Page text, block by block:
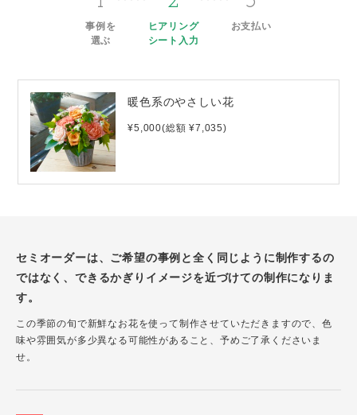
事例を
選ぶ
ヒアリング
シート入力
お支払い
暖色系のやさしい花
¥5,000(総額 ¥7,035)
セミオーダーは、ご希望の事例と全く同じように制作するの
ではなく、できるかぎりイメージを近づけての制作になりま
す。
この季節の旬で新鮮なお花を使って制作させていただきますので、色
味や雰囲気が多少異なる可能性があること、予めご了承くださいま
せ。